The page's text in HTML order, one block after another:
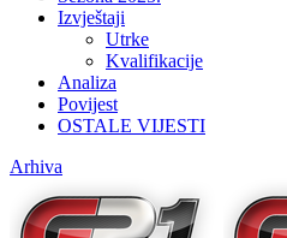
Izvještaji
Utrke
Kvalifikacije
Analiza
Povijest
OSTALE VIJESTI
Arhiva